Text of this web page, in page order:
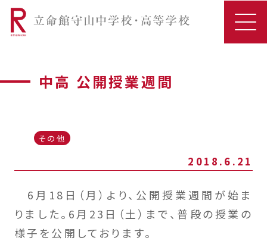
中高 公開授業週間
その他
2018.6.21
6月18日（月）より、公開授業週間が始ま
りました。6月23日（土）まで、普段の授業の
様子を公開しております。